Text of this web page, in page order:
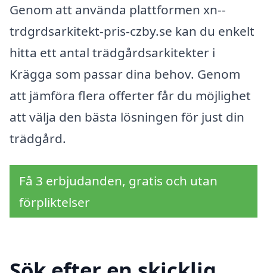
Genom att använda plattformen xn--
trdgrdsarkitekt-pris-czby.se kan du enkelt
hitta ett antal trädgårdsarkitekter i
Krägga som passar dina behov. Genom
att jämföra flera offerter får du möjlighet
att välja den bästa lösningen för just din
trädgård.
Få 3 erbjudanden, gratis och utan
förpliktelser